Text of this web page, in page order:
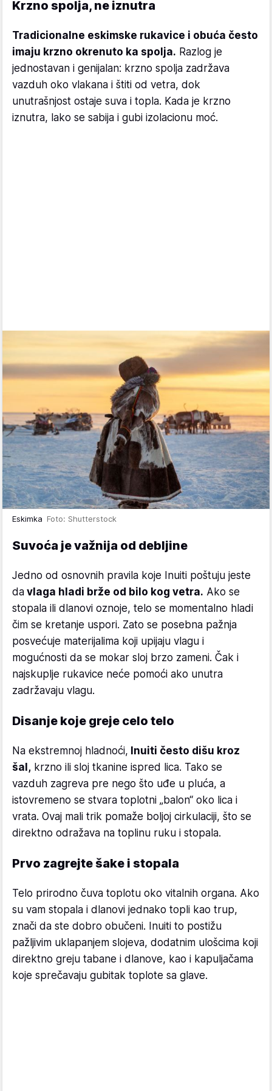
Krzno spolja, ne iznutra
Tradicionalne eskimske rukavice i obuća često
imaju krzno okrenuto ka spolja. Razlog je
jednostavan i genijalan: krzno spolja zadržava
vazduh oko vlakana i štiti od vetra, dok
unutrašnjost ostaje suva i topla. Kada je krzno
iznutra, lako se sabija i gubi izolacionu moć.
Eskimka Foto: Shutterstock
Suvoća je važnija od debljine
Jedno od osnovnih pravila koje Inuiti poštuju jeste
da vlaga hladi brže od bilo kog vetra. Ako se
stopala ili dlanovi oznoje, telo se momentalno hladi
čim se kretanje uspori. Zato se posebna pažnja
posvećuje materijalima koji upijaju vlagu i
mogućnosti da se mokar sloj brzo zameni. Čak i
najskuplje rukavice neće pomoći ako unutra
zadržavaju vlagu.
Disanje koje greje celo telo
Na ekstremnoj hladnoći, Inuiti često dišu kroz
šal, krzno ili sloj tkanine ispred lica. Tako se
vazduh zagreva pre nego što uđe u pluća, a
istovremeno se stvara toplotni „balon“ oko lica i
vrata. Ovaj mali trik pomaže boljoj cirkulaciji, što se
direktno odražava na toplinu ruku i stopala.
Prvo zagrejte šake i stopala
Telo prirodno čuva toplotu oko vitalnih organa. Ako
su vam stopala i dlanovi jednako topli kao trup,
znači da ste dobro obučeni. Inuiti to postižu
pažljivim uklapanjem slojeva, dodatnim ulošcima koji
direktno greju tabane i dlanove, kao i kapuljačama
koje sprečavaju gubitak toplote sa glave.